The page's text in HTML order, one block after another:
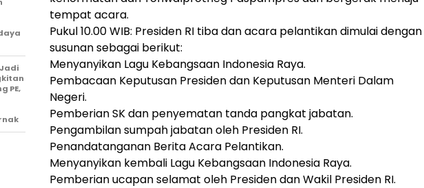
tempat acara.
Pukul 10.00 WIB: Presiden RI tiba dan acara pelantikan dimulai dengan
susunan sebagai berikut:
Menyanyikan Lagu Kebangsaan Indonesia Raya.
Pembacaan Keputusan Presiden dan Keputusan Menteri Dalam
Negeri.
Pemberian SK dan penyematan tanda pangkat jabatan.
Pengambilan sumpah jabatan oleh Presiden RI.
Penandatanganan Berita Acara Pelantikan.
Menyanyikan kembali Lagu Kebangsaan Indonesia Raya.
Pemberian ucapan selamat oleh Presiden dan Wakil Presiden RI.
PE,